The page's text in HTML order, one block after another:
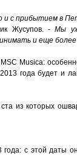
и с прибытием в
Жусупов. -Мы
и еще
Musica:
года будет и
из которых
с этой даты